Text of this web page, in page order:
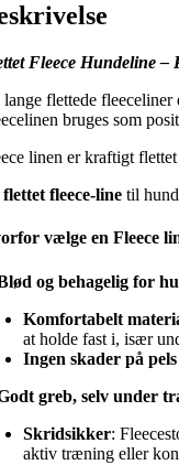
Fleece Hundeline –
lange flettede
bruges som
linen er kraftigt
flettet fleece-linetil
vælge en Fleece
og behagelig for
Komfortabelt
at holde fast i, især
Ingen skader på
greb, selv under
Skridsikker:
aktiv træning eller